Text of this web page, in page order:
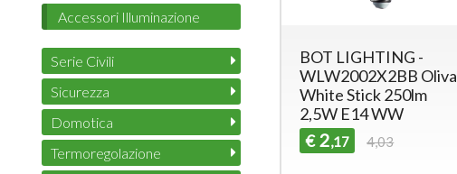
BOT LIGHTING -
WLW2002X2BB Oliva
White Stick 250lm
2,5W E14 WW
€ 2,17 4,03
Accessori Illuminazione
Serie Civili
Sicurezza
Domotica
Termoregolazione